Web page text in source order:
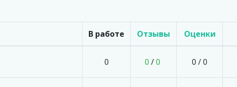
В работе Отзывы Оценки
0 0 /0 0 /0